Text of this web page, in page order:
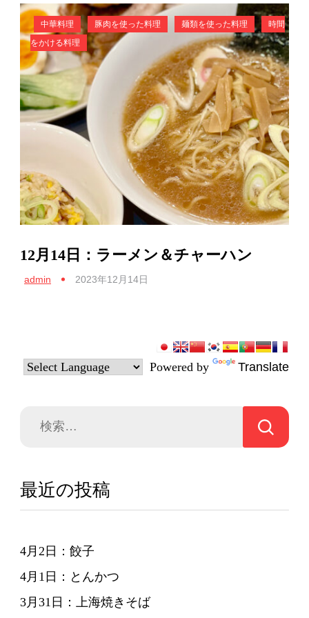
中華料理 豚肉を使った料理 麺類を使った料理
時間
をかける料理
12月14日：ラーメン＆チャーハン
admin 2023年12月14日
Powered by Translate
最近の投稿
4月2日：餃子
4月1日：とんかつ
3月31日：上海焼きそば